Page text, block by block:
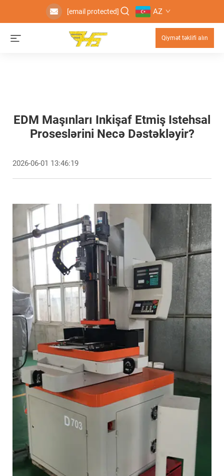
[email protected] AZ
Qiymət təklifi alın
EDM Maşınları Inkişaf Etmiş Istehsal
Proseslərini Necə Dəstəkləyir?
2026-06-01 13:46:19